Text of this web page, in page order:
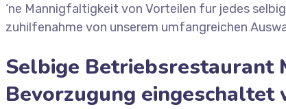
‘ne Mannigfaltigkeit von Vorteilen fur jedes
zuhilfenahme von unserem umfangreichen
Selbige Betriebsrestaurant
Bevorzugung eingeschaltet